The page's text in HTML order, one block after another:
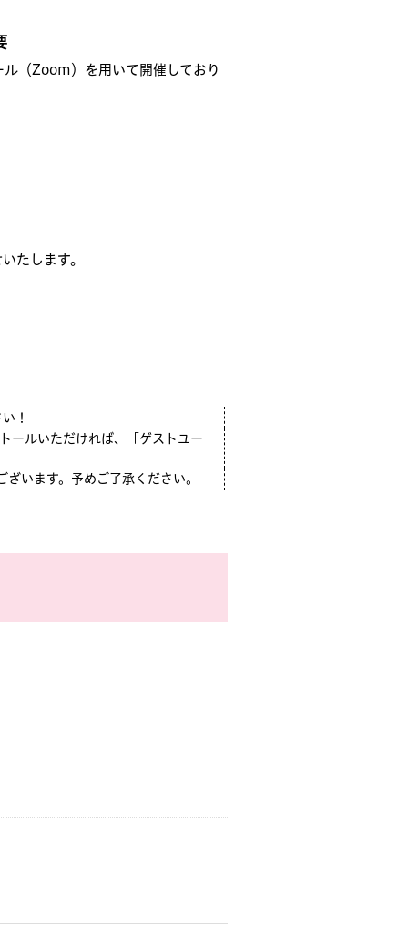
（Zoom）を用いて開催しており
たします。
！
ールいただければ、「ゲストユー
います。予めご了承ください。